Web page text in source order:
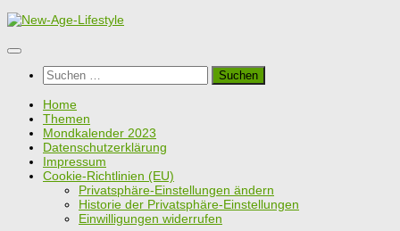
Zum
springen
Suchen
nach:
Home
Themen
Mondkalender 2023
Datenschutzerklärung
Impressum
Cookie-Richtlinien (EU)
Privatsphäre-Einstellungen ändern
Historie der Privatsphäre-Einstellungen
Einwilligungen widerrufen